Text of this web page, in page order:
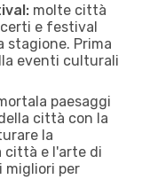
molte città
e festival
stagione. Prima
eventi culturali
paesaggi
città con la
la
città e l'arte di
migliori per